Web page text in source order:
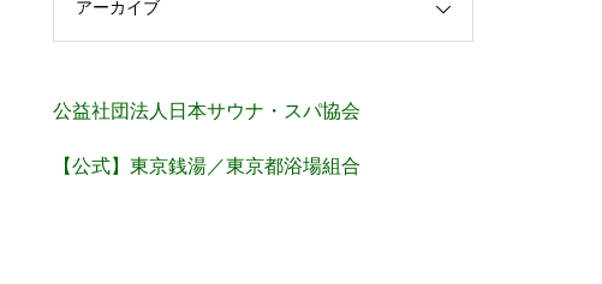
アーカイブ
公益社団法人日本サウナ・スパ協会
【公式】東京銭湯／東京都浴場組合